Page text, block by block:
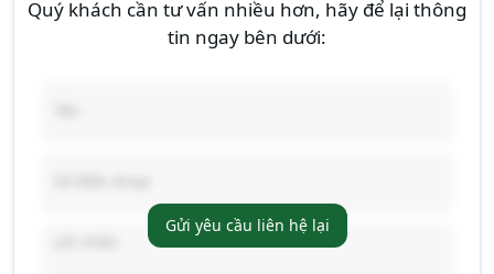
Quý khách cần tư vấn nhiều hơn, hãy để lại thông
tin ngay bên dưới:
Gửi yêu cầu liên hệ lại